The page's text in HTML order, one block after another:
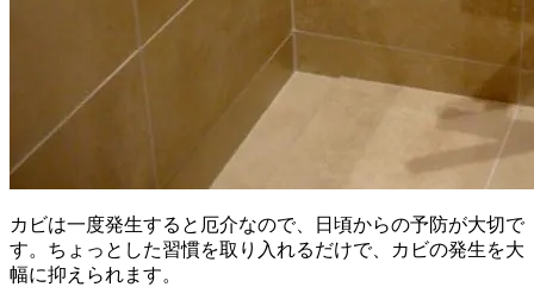
カビは一度発生すると厄介なので、日頃からの予防が大切で
す。ちょっとした習慣を取り入れるだけで、カビの発生を大
幅に抑えられます。